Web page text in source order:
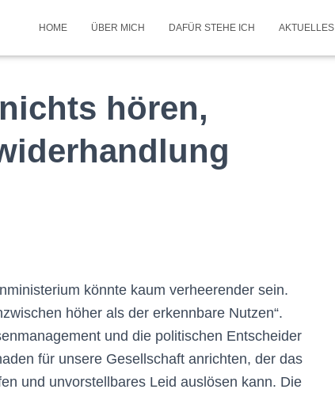
HOME ÜBER MICH DAFÜR STEHE ICH AKTUELLES
hören,
könnte kaum verheerender sein.
höher als der erkennbare Nutzen“.
und die politischen Entscheider
für unsere Gesellschaft anrichten, der das
und unvorstellbares Leid auslösen kann. Die